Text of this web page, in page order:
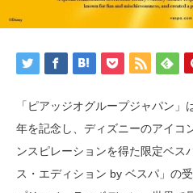
「ピアッジオグループジャパン
年を記念し、ディズニーのアイコ
ンスピレーションを得た限定ベス
ス・エディション by ベスパ」の